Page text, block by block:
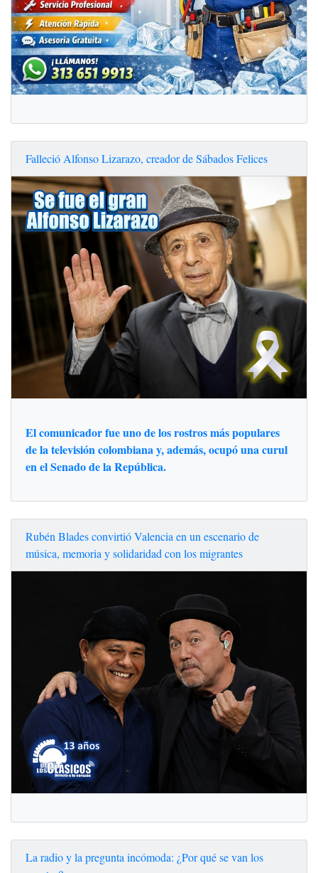
Falleció Alfonso Lizarazo, creador de Sábados Felices
El comunicador fue uno de los rostros más populares
de la televisión colombiana y, además, ocupó una curul
en el Senado de la República.
Rubén Blades convirtió Valencia en un escenario de
música, memoria y solidaridad con los migrantes
La radio y la pregunta incómoda: ¿Por qué se van los